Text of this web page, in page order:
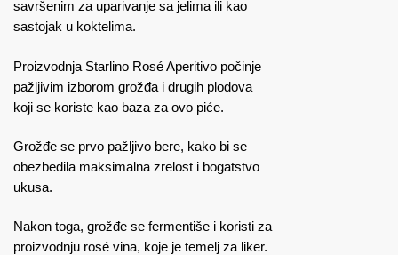
savršenim za uparivanje sa jelima ili kao
sastojak u koktelima.
Proizvodnja Starlino Rosé Aperitivo počinje
pažljivim izborom grožđa i drugih plodova
koji se koriste kao baza za ovo piće.
Grožđe se prvo pažljivo bere, kako bi se
obezbedila maksimalna zrelost i bogatstvo
ukusa.
Nakon toga, grožđe se fermentiše i koristi za
proizvodnju rosé vina, koje je temelj za liker.